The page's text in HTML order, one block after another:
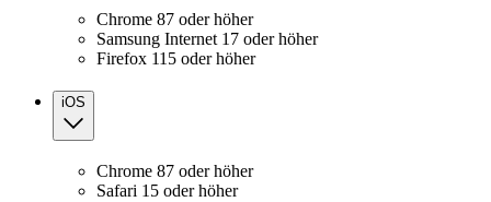
Chrome 87 oder höher
Samsung Internet 17 oder höher
Firefox 115 oder höher
iOS
Chrome 87 oder höher
Safari 15 oder höher